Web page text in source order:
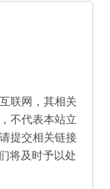
联网，其相关
不代表本站立
提交相关链接
将及时予以处